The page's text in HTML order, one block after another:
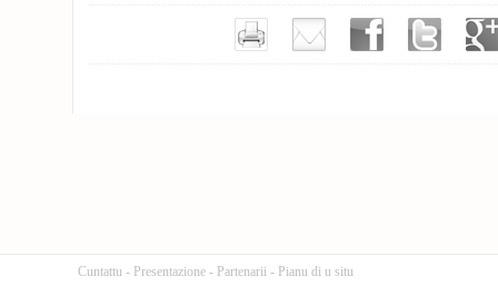
Cuntattu - Presentazione - Partenarii - Pianu di u situ